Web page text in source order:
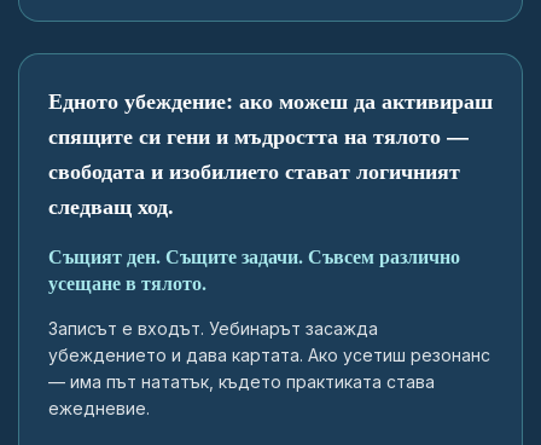
Едното убеждение: ако можеш да активираш
спящите си гени и мъдростта на тялото —
свободата и изобилието стават логичният
следващ ход.
Същият ден. Същите задачи. Съвсем различно
усещане в тялото.
Записът е входът. Уебинарът засажда
убеждението и дава картата. Ако усетиш резонанс
— има път нататък, където практиката става
ежедневие.